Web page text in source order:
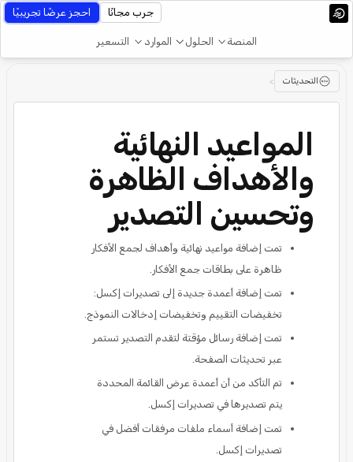
المنصة الحلول الموارد التسعير
جرب مجانًا احجز عرضًا تجريبيًا
التحديثات >
المواعيد النهائية
والأهداف الظاهرة
وتحسين التصدير
تمت إضافة مواعيد نهائية وأهداف لجمع الأفكار
ظاهرة على بطاقات جمع الأفكار.
تمت إضافة أعمدة جديدة إلى تصديرات إكسل:
تخفيضات التقييم وتخفيضات إدخالات النموذج.
تمت إضافة رسائل مؤقتة لتقدم التصدير تستمر
عبر تحديثات الصفحة.
تم التأكد من أن أعمدة عرض القائمة المحددة
يتم تصديرها في تصديرات إكسل.
تمت إضافة أسماء ملفات مرفقات أفضل في
تصديرات إكسل.